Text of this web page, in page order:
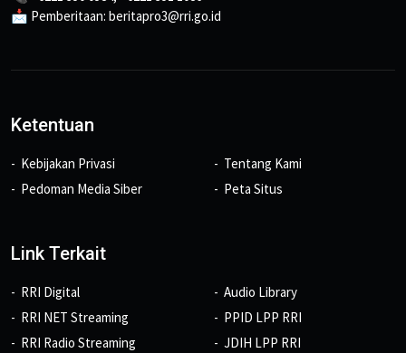
📩 Pemberitaan: beritapro3@rri.go.id
Ketentuan
Kebijakan Privasi
Pedoman Media Siber
Tentang Kami
Peta Situs
Link Terkait
RRI Digital
RRI NET Streaming
RRI Radio Streaming
Audio Library
PPID LPP RRI
JDIH LPP RRI